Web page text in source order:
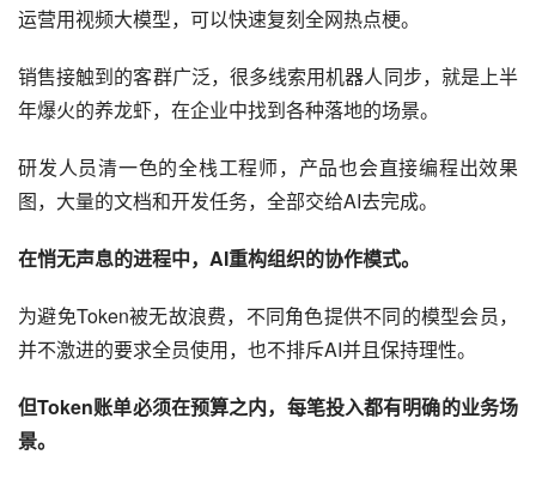
运营用视频大模型，可以快速复刻全网热点梗。
销售接触到的客群广泛，很多线索用机器人同步，就是上半
年爆火的养龙虾，在企业中找到各种落地的场景。
研发人员清一色的全栈工程师，产品也会直接编程出效果
图，大量的文档和开发任务，全部交给AI去完成。
在悄无声息的进程中，AI重构组织的协作模式。
为避免Token被无故浪费，不同角色提供不同的模型会员，
并不激进的要求全员使用，也不排斥AI并且保持理性。
但Token账单必须在预算之内，每笔投入都有明确的业务场
景。